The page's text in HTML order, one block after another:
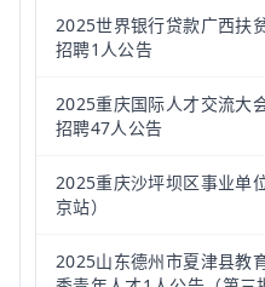
2025世界银行贷款广西扶
招聘1人公告
2025重庆国际人才交流大
招聘47人公告
2025重庆沙坪坝区事业单
京站）
2025山东德州市夏津县教